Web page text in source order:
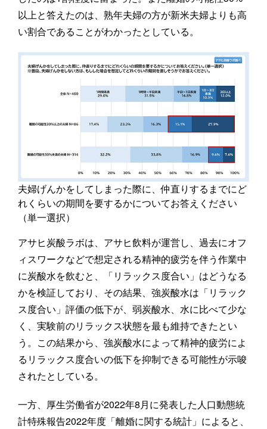
以上と答えたのは、熟年夫婦の方が新米夫婦よりも高
い割合であることがわかったとしている。
夫婦げんかをしてしまった際に、仲直りするまでにど
れくらいの期間を要するかについてお答えください
（単一選択）
アサヒ炭酸ラボは、アサヒ飲料が運営し、過去にオフ
ィスワークなどで想定される精神的疲労を伴う作業中
に炭酸水を飲むと、「リラックス度合い」はどうなる
かを検証しており、その結果、強炭酸水は「リラック
ス度合い」評価の低下が、弱炭酸水、水に比べて少な
く、実験前のリラックス状態を最も維持できたとい
う。この結果から、強炭酸水によって精神的疲労によ
るリラックス度合いの低下を抑制できる可能性が示唆
されたとしている。
一方、厚生労働省が2022年8月に発表した人口動態統
計特殊報告2022年度「離婚に関する統計」によると、